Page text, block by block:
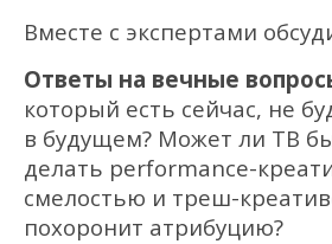
Вместе с экспертами
Ответы на вечные
который есть сейчас, не
в будущем? Может ли ТВ
делать performance-
смелостью и треш-
похоронит атрибуцию?